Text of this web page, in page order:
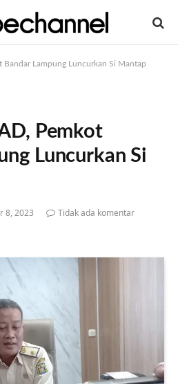
Bandar Lampung Luncurkan Si Mantap
Pemkot
Luncurkan Si
8, 2023
Tidak ada komentar